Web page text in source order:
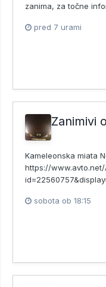
zanima, za točne
pred 7 urami
Zanimivi
Kameleonska miata
https://
sobota ob 18:15